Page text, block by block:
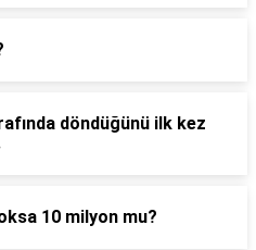
döndüğünü ilk kez
10 milyon mu?